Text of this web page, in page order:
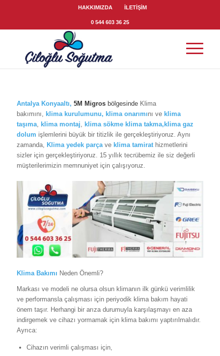
HAKKIMIZDA İLETİŞİM
0 544 603 36 25
Antalya Konyaaltı, 5M Migros bölgesindeKlima
bakımını, klima kurulumunu, klima onarımını ve klima
taşıma, klima montaj, klima sökme klima takma,klima gaz
dolum işlemlerini büyük bir titizlik ile gerçekleştiriyoruz. Aynı
zamanda, Klima yedek parçave klima tamirathizmetlerini
sizler için gerçekleştiriyoruz. 15 yıllık tecrübemiz ile siz değerli
müşterilerimizin memnuniyet için çalışıyoruz.
Klima Bakımı Neden Önemli?
Markası ve modeli ne olursa olsun klimanın ilk günkü verimlilik
ve performansla çalışması için periyodik klima bakım hayati
önem taşır. Herhangi bir arıza durumuyla karşılaşmayı en aza
indirgemek ve cihazı yormamak için klima bakımı yaptırılmalıdır.
Ayrıca:
Cihazın verimli çalışması için,